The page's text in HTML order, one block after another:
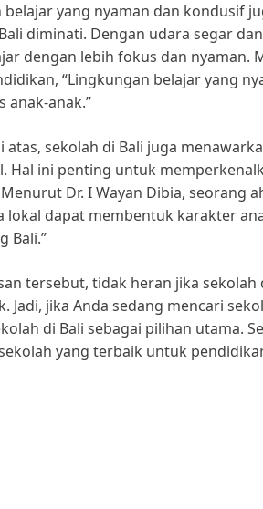
yang nyaman dan kondusif
diminati. Dengan udara segar
dengan lebih fokus dan nyaman.
“Lingkungan belajar yang
anak-anak.”
sekolah di Bali juga
Hal ini penting untuk
Dr. I Wayan Dibia, seorang
lokal dapat membentuk karakter
Bali.”
tersebut, tidak heran jika
Jadi, jika Anda sedang mencari
di Bali sebagai pilihan utama.
yang terbaik untuk